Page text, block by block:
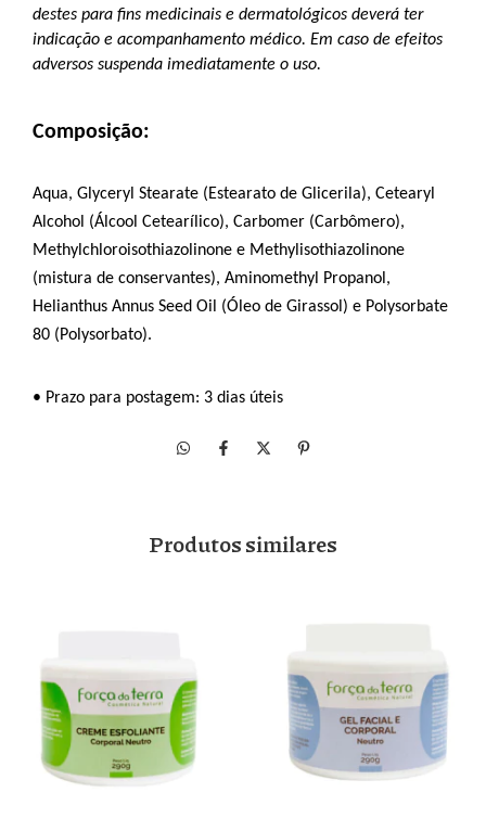
destes para fins medicinais e dermatológicos deverá ter
indicação e acompanhamento médico. Em caso de efeitos
adversos suspenda imediatamente o uso.
Composição:
Aqua, Glyceryl Stearate (Estearato de Glicerila), Cetearyl
Alcohol (Álcool Cetearílico), Carbomer (Carbômero),
Methylchloroisothiazolinone e Methylisothiazolinone
(mistura de conservantes), Aminomethyl Propanol,
Helianthus Annus Seed Oil (Óleo de Girassol) e Polysorbate
80 (Polysorbato).
• Prazo para postagem: 3 dias úteis
Produtos similares